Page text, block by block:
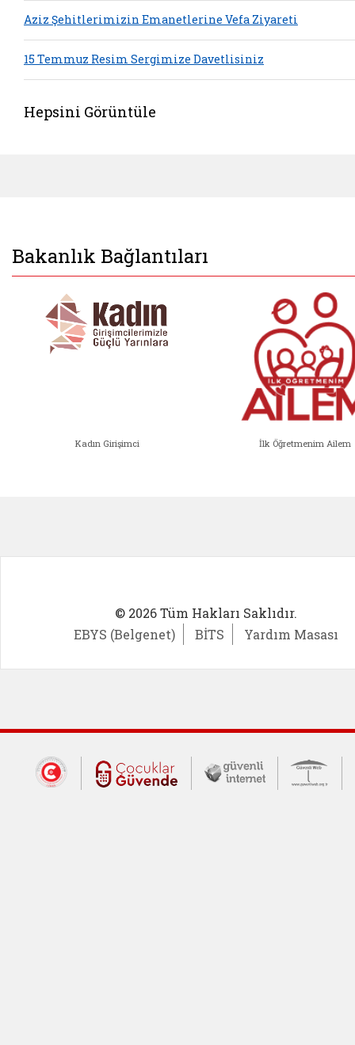
Aziz Şehitlerimizin Emanetlerine Vefa Ziyareti
15 Temmuz Resim Sergimize Davetlisiniz
Hepsini Görüntüle
Bakanlık Bağlantıları
Kadın Girişimci İlk Öğretmenim Ailem
© 2026 Tüm Hakları Saklıdır.
EBYS (Belgenet)
BİTS Yardım Masası
Dış Bağlantılar
Cumhurbaşkanlığı İletişim Merkezi
Çocuklar Güvende (yeni
Güvenli